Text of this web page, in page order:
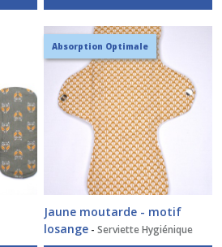
Absorption Optimale
Jaune moutarde - motif
losange -Serviette Hygiénique